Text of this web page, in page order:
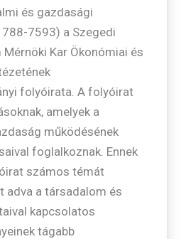
és gazdasági
7593) a Szegedi
Kar Ökonómiai és
folyóirata. A folyóirat
amelyek a
működésének
foglalkoznak. Ennek
számos témát
adva a társadalom és
kapcsolatos
tágabb